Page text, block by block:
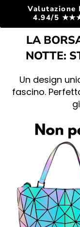
Valutazione
4.94/5
LA
NOTTE:
Un design
fascino.